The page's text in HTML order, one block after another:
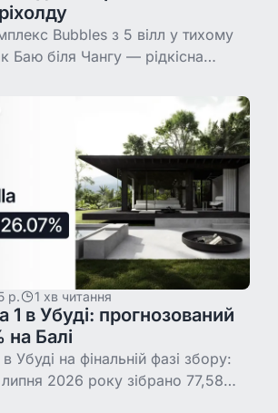
Bubbles з 5 вілл у тихому
Баю біля Чангу — рідкісна
два, фріхолдне володіння 80
р. 1 хв читання
1 в Убуді: прогнозований
на Балі
Убуді на фінальній фазі збору:
2026 року зібрано 77,58%